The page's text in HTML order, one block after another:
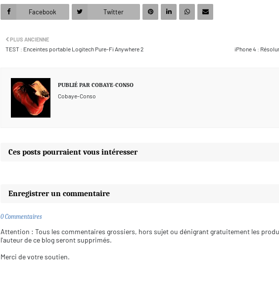
Facebook Twitter
iPhone 4 :
PLUS ANCIENNE
TEST : Enceintes portable Logitech Pure-Fi Anywhere 2
PUBLIÉ PAR COBAYE-CONSO
Cobaye-Conso
Ces posts pourraient vous intéresser
Enregistrer un commentaire
0 Commentaires
Attention : Tous les commentaires grossiers, hors sujet ou dénigrant gratuitement les
l'auteur de ce blog seront supprimés.
Merci de votre soutien.